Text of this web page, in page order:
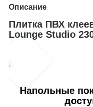
Описание
Плитка ПВХ
Lounge Studio
Напольные